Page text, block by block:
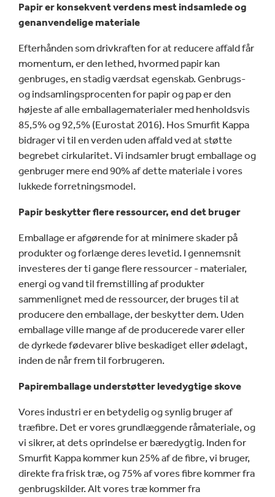
Papir er konsekvent verdens mest indsamlede og
genanvendelige materiale
Efterhånden som drivkraften for at reducere affald får
momentum, er den lethed, hvormed papir kan
genbruges, en stadig værdsat egenskab. Genbrugs-
og indsamlingsprocenten for papir og pap er den
højeste af alle emballagematerialer med henholdsvis
85,5% og 92,5% (Eurostat 2016). Hos Smurfit Kappa
bidrager vi til en verden uden affald ved at støtte
begrebet cirkularitet. Vi indsamler brugt emballage og
genbruger mere end 90% af dette materiale i vores
lukkede forretningsmodel.
Papir beskytter flere ressourcer, end det bruger
Emballage er afgørende for at minimere skader på
produkter og forlænge deres levetid. I gennemsnit
investeres der ti gange flere ressourcer - materialer,
energi og vand til fremstilling af produkter
sammenlignet med de ressourcer, der bruges til at
producere den emballage, der beskytter dem. Uden
emballage ville mange af de producerede varer eller
de dyrkede fødevarer blive beskadiget eller ødelagt,
inden de når frem til forbrugeren.
Papiremballage understøtter levedygtige skove
Vores industri er en betydelig og synlig bruger af
træfibre. Det er vores grundlæggende råmateriale, og
vi sikrer, at dets oprindelse er bæredygtig. Inden for
Smurfit Kappa kommer kun 25% af de fibre, vi bruger,
direkte fra frisk træ, og 75% af vores fibre kommer fra
genbrugskilder. Alt vores træ kommer fra